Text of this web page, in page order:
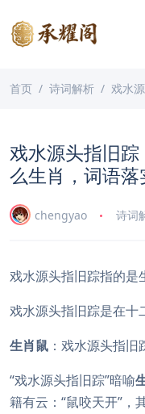
首页 诗词解析 戏水源头
戏水源头指旧
么生肖，词语
chengyao 诗词
戏水源头指旧踪指的是
戏水源头指旧踪是在十
生肖鼠 ：戏水源头指
“戏水源头指旧踪”暗喻
籍有云：“鼠咬天开”，